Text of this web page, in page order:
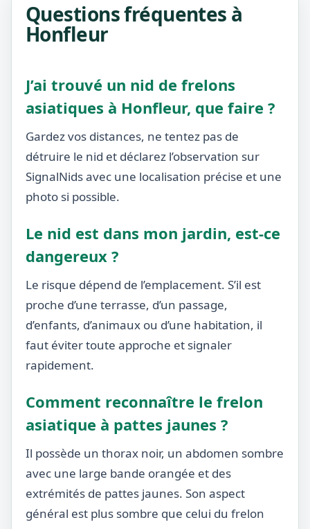
Questions fréquentes à
Honfleur
J’ai trouvé un nid de frelons
asiatiques à Honfleur, que faire ?
Gardez vos distances, ne tentez pas de
détruire le nid et déclarez l’observation sur
SignalNids avec une localisation précise et une
photo si possible.
Le nid est dans mon jardin, est-ce
dangereux ?
Le risque dépend de l’emplacement. S’il est
proche d’une terrasse, d’un passage,
d’enfants, d’animaux ou d’une habitation, il
faut éviter toute approche et signaler
rapidement.
Comment reconnaître le frelon
asiatique à pattes jaunes ?
Il possède un thorax noir, un abdomen sombre
avec une large bande orangée et des
extrémités de pattes jaunes. Son aspect
général est plus sombre que celui du frelon